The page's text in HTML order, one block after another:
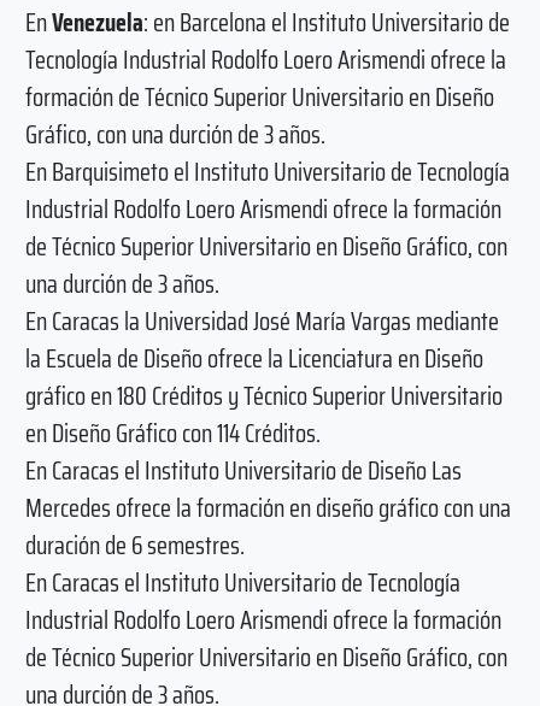
EnVenezuela: en Barcelona el Instituto Universitario de
Tecnología Industrial Rodolfo Loero Arismendi ofrece la
formación de Técnico Superior Universitario en Diseño
Gráfico, con una durción de 3 años.
En Barquisimeto el Instituto Universitario de Tecnología
Industrial Rodolfo Loero Arismendi ofrece la formación
de Técnico Superior Universitario en Diseño Gráfico, con
una durción de 3 años.
En Caracas la Universidad José María Vargas mediante
la Escuela de Diseño ofrece la Licenciatura en Diseño
gráfico en 180 Créditos y Técnico Superior Universitario
en Diseño Gráfico con 114 Créditos.
En Caracas el Instituto Universitario de Diseño Las
Mercedes ofrece la formación en diseño gráfico con una
duración de 6 semestres.
En Caracas el Instituto Universitario de Tecnología
Industrial Rodolfo Loero Arismendi ofrece la formación
de Técnico Superior Universitario en Diseño Gráfico, con
una durción de 3 años.